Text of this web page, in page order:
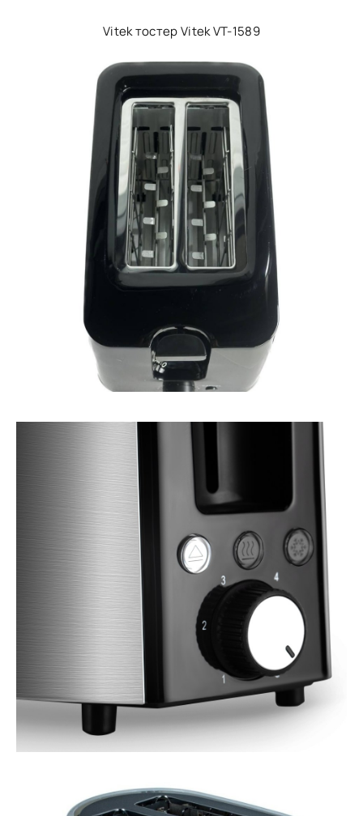
Vitek тостер Vitek VT-1589